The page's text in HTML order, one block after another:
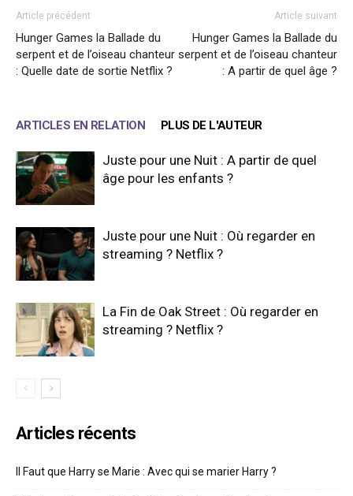
Article précédent
Hunger Games la Ballade du
serpent et de l’oiseau chanteur
: Quelle date de sortie Netflix ?
Article suivant
Hunger Games la Ballade du
serpent et de l’oiseau chanteur
: A partir de quel âge ?
ARTICLES EN RELATION PLUS DE L'AUTEUR
Juste pour une Nuit : A partir de quel
âge pour les enfants ?
Juste pour une Nuit : Où regarder en
streaming ? Netflix ?
La Fin de Oak Street : Où regarder en
streaming ? Netflix ?
Articles récents
Il Faut que Harry se Marie : Avec qui se marier Harry ?